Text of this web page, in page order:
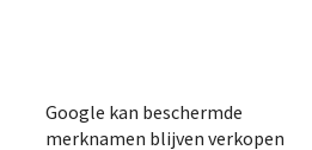
Google kan beschermde
merknamen blijven verkopen